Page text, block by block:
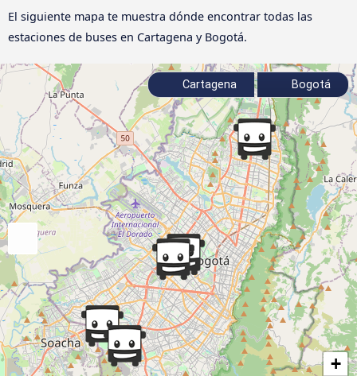
El siguiente mapa te muestra dónde encontrar todas las
estaciones de buses en Cartagena y Bogotá.
+
Cartagena Bogotá